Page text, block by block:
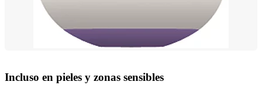
Incluso en pieles y zonas sensibles